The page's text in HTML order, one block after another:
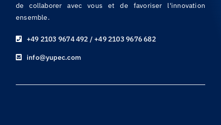
de collaborer avec vous et de favoriser l'innovation
ensemble.
+49 2103 9674 492 / +49 2103 9676 682
info@yupec.com